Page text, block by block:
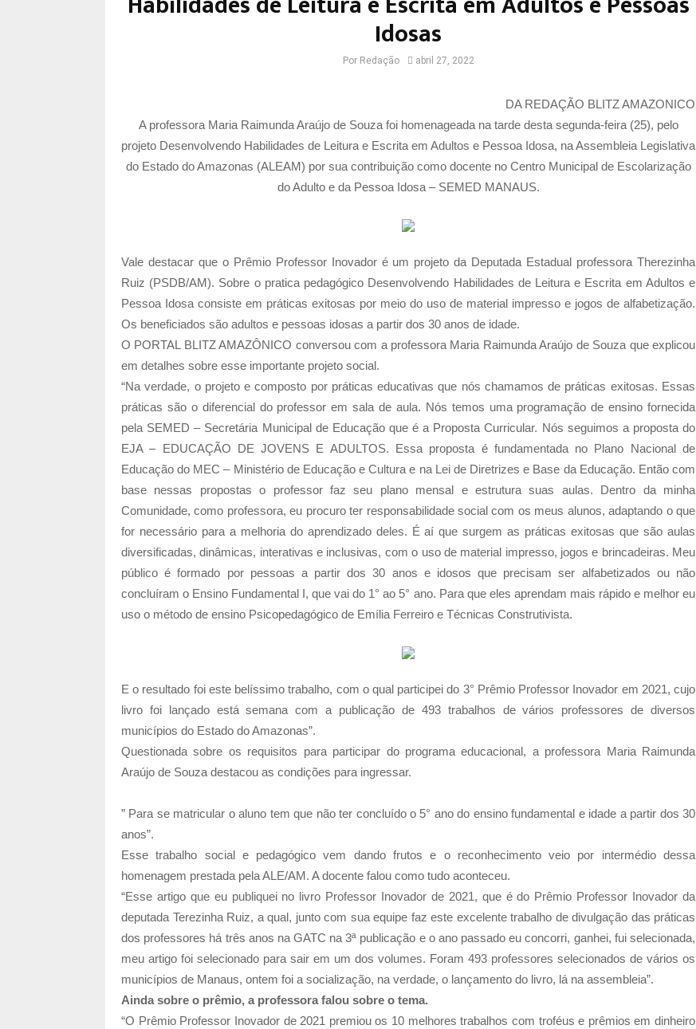
Idosas
Por Redação abril 27, 2022
DA REDAÇÃO BLITZ AMAZONICO
A professora Maria Raimunda Araújo de Souza foi homenageada na tarde desta segunda-feira (25), pelo
projeto Desenvolvendo Habilidades de Leitura e Escrita em Adultos e Pessoa Idosa, na Assembleia Legislativa
do Estado do Amazonas (ALEAM) por sua contribuição como docente no Centro Municipal de Escolarização
do Adulto e da Pessoa Idosa – SEMED MANAUS.
Vale destacar que o Prêmio Professor Inovador é um projeto da Deputada Estadual professora Therezinha
Ruiz (PSDB/AM). Sobre o pratica pedagógico Desenvolvendo Habilidades de Leitura e Escrita em Adultos e
Pessoa Idosa consiste em práticas exitosas por meio do uso de material impresso e jogos de alfabetização.
Os beneficiados são adultos e pessoas idosas a partir dos 30 anos de idade.
O PORTAL BLITZ AMAZÔNICO conversou com a professora Maria Raimunda Araújo de Souza que explicou
em detalhes sobre esse importante projeto social.
“Na verdade, o projeto e composto por práticas educativas que nós chamamos de práticas exitosas. Essas
práticas são o diferencial do professor em sala de aula. Nós temos uma programação de ensino fornecida
pela SEMED – Secretária Municipal de Educação que é a Proposta Curricular. Nós seguimos a proposta do
EJA – EDUCAÇÃO DE JOVENS E ADULTOS. Essa proposta é fundamentada no Plano Nacional de
Educação do MEC – Ministério de Educação e Cultura e na Lei de Diretrizes e Base da Educação. Então com
base nessas propostas o professor faz seu plano mensal e estrutura suas aulas. Dentro da minha
Comunidade, como professora, eu procuro ter responsabilidade social com os meus alunos, adaptando o que
for necessário para a melhoria do aprendizado deles. É aí que surgem as práticas exitosas que são aulas
diversificadas, dinâmicas, interativas e inclusivas, com o uso de material impresso, jogos e brincadeiras. Meu
público é formado por pessoas a partir dos 30 anos e idosos que precisam ser alfabetizados ou não
concluíram o Ensino Fundamental I, que vai do 1° ao 5° ano. Para que eles aprendam mais rápido e melhor eu
uso o método de ensino Psicopedagógico de Emília Ferreiro e Técnicas Construtivista.
E o resultado foi este belíssimo trabalho, com o qual participei do 3° Prêmio Professor Inovador em 2021, cujo
livro foi lançado está semana com a publicação de 493 trabalhos de vários professores de diversos
municípios do Estado do Amazonas”.
Questionada sobre os requisitos para participar do programa educacional, a professora Maria Raimunda
Araújo de Souza destacou as condições para ingressar.
” Para se matricular o aluno tem que não ter concluído o 5° ano do ensino fundamental e idade a partir dos 30
anos”.
Esse trabalho social e pedagógico vem dando frutos e o reconhecimento veio por intermédio dessa
homenagem prestada pela ALE/AM. A docente falou como tudo aconteceu.
“Esse artigo que eu publiquei no livro Professor Inovador de 2021, que é do Prêmio Professor Inovador da
deputada Terezinha Ruiz, a qual, junto com sua equipe faz este excelente trabalho de divulgação das práticas
dos professores há três anos na GATC na 3ª publicação e o ano passado eu concorri, ganhei, fui selecionada,
meu artigo foi selecionado para sair em um dos volumes. Foram 493 professores selecionados de vários os
municípios de Manaus, ontem foi a socialização, na verdade, o lançamento do livro, lá na assembleia”.
Ainda sobre o prêmio, a professora falou sobre o tema.
“O Prêmio Professor Inovador de 2021 premiou os 10 melhores trabalhos com troféus e prêmios em dinheiro